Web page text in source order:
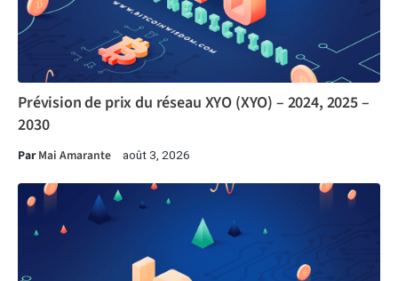
Prévision de prix du réseau XYO (XYO) – 2024, 2025 –
2030
ParMai Amarante août 3, 2026